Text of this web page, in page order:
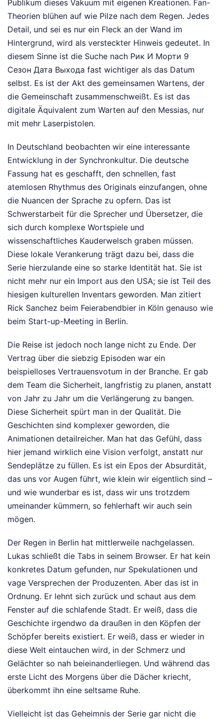
Publikum dieses Vakuum mit eigenen Kreationen. Fan-
Theorien blühen auf wie Pilze nach dem Regen. Jedes
Detail, und sei es nur ein Fleck an der Wand im
Hintergrund, wird als versteckter Hinweis gedeutet. In
diesem Sinne ist die Suche nach Рик И Морти 9
Сезон Дата Выхода fast wichtiger als das Datum
selbst. Es ist der Akt des gemeinsamen Wartens, der
die Gemeinschaft zusammenschweißt. Es ist das
digitale Äquivalent zum Warten auf den Messias, nur
mit mehr Laserpistolen.
In Deutschland beobachten wir eine interessante
Entwicklung in der Synchronkultur. Die deutsche
Fassung hat es geschafft, den schnellen, fast
atemlosen Rhythmus des Originals einzufangen, ohne
die Nuancen der Sprache zu opfern. Das ist
Schwerstarbeit für die Sprecher und Übersetzer, die
sich durch komplexe Wortspiele und
wissenschaftliches Kauderwelsch graben müssen.
Diese lokale Verankerung trägt dazu bei, dass die
Serie hierzulande eine so starke Identität hat. Sie ist
nicht mehr nur ein Import aus den USA; sie ist Teil des
hiesigen kulturellen Inventars geworden. Man zitiert
Rick Sanchez beim Feierabendbier in Köln genauso wie
beim Start-up-Meeting in Berlin.
Die Reise ist jedoch noch lange nicht zu Ende. Der
Vertrag über die siebzig Episoden war ein
beispielloses Vertrauensvotum in der Branche. Er gab
dem Team die Sicherheit, langfristig zu planen, anstatt
von Jahr zu Jahr um die Verlängerung zu bangen.
Diese Sicherheit spürt man in der Qualität. Die
Geschichten sind komplexer geworden, die
Animationen detailreicher. Man hat das Gefühl, dass
hier jemand wirklich eine Vision verfolgt, anstatt nur
Sendeplätze zu füllen. Es ist ein Epos der Absurdität,
das uns vor Augen führt, wie klein wir eigentlich sind –
und wie wunderbar es ist, dass wir uns trotzdem
umeinander kümmern, so fehlerhaft wir auch sein
mögen.
Der Regen in Berlin hat mittlerweile nachgelassen.
Lukas schließt die Tabs in seinem Browser. Er hat kein
konkretes Datum gefunden, nur Spekulationen und
vage Versprechen der Produzenten. Aber das ist in
Ordnung. Er lehnt sich zurück und schaut aus dem
Fenster auf die schlafende Stadt. Er weiß, dass die
Geschichte irgendwo da draußen in den Köpfen der
Schöpfer bereits existiert. Er weiß, dass er wieder in
diese Welt eintauchen wird, in der Schmerz und
Gelächter so nah beieinanderliegen. Und während das
erste Licht des Morgens über die Dächer kriecht,
überkommt ihn eine seltsame Ruhe.
Vielleicht ist das Geheimnis der Serie gar nicht die